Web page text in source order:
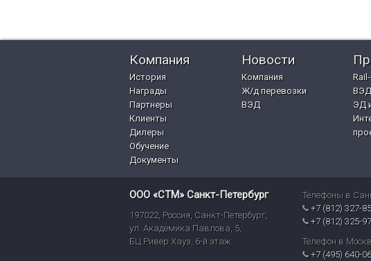
Компания
История
Награды
Партнеры
Клиенты
Дилеры
Обучение
Документы
Новости
Компания
Ж/д перевозки
ВЭД
ВЭД
ЭД
ООО «СТМ» Санкт-Петербург
197022, Россия Санкт-Петербург
ул. Академика Павлова, 5,
БЦ Ривер Хауз 6-й этаж
Телефоны в
+7 (812) 327-
+7 (812) 325-
Телефон в
+7 (495) 640-